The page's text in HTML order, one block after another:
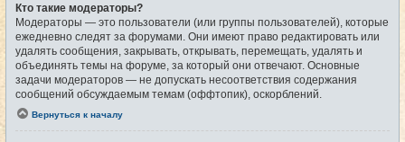
Кто такие модераторы?
Модераторы — это пользователи (или группы пользователей), которые
ежедневно следят за форумами. Они имеют право редактировать или
удалять сообщения, закрывать, открывать, перемещать, удалять и
объединять темы на форуме, за который они отвечают. Основные
задачи модераторов — не допускать несоответствия содержания
сообщений обсуждаемым темам (оффтопик), оскорблений.
Вернуться к началу